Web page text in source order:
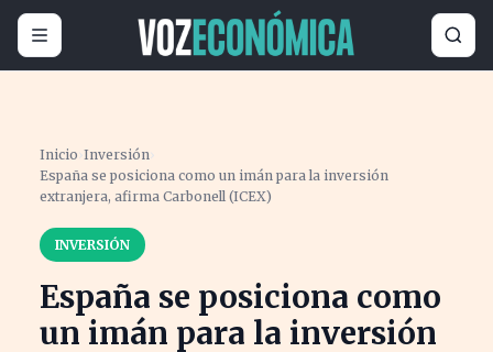
Inicio ›Inversión›
España se posiciona como un imán para la inversión
extranjera, afirma Carbonell (ICEX)
INVERSIÓN
España se posiciona como
un imán para la inversión